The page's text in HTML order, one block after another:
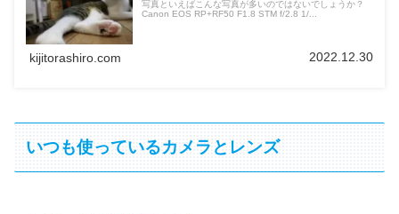
写真といえばこんな写真が多いのではないでしょうか？
Canon EOS RP+RF50 F1.8 STM f/2.8 1/...
kijitorashiro.com 2022.12.30
いつも使っているカメラとレンズ